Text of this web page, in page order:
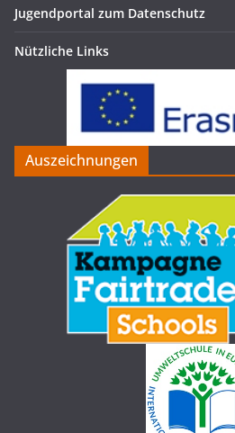
Jugendportal zum Datenschutz
Nützliche Links
Auszeichnungen